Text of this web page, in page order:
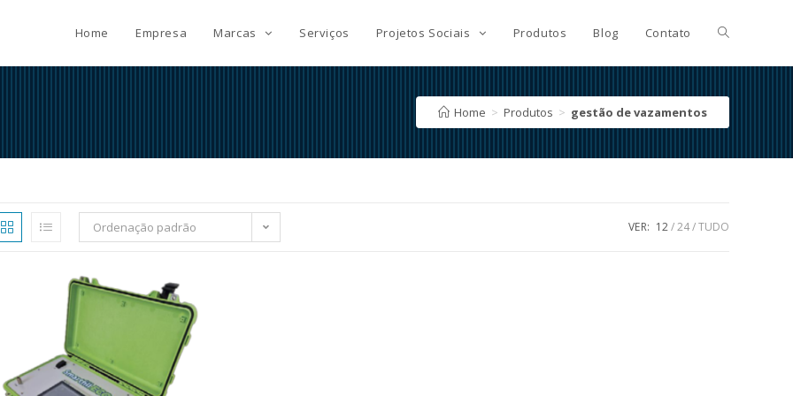
Home Empresa Marcas Serviços Projetos Sociais Produtos Blog Contato
Home > Produtos > gestão de vazamentos
Ordenação padrão VER: 12 24 TUDO